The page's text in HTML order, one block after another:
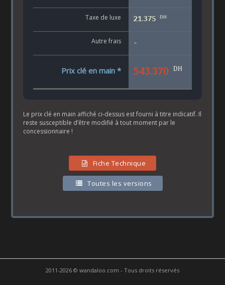
Taxe de luxe 21.375 DH
Autre frais -
Prix clé en main * 543.370 DH
Le prix clé en main affiché ci-dessus est fourni à titre indicatif. Il
reste susceptible d’être modifié à tout moment par le
concessionnaire !
Fiche Technique
Toutes les versions
2011-2026 © wandaloo.com - Tous droits réservés